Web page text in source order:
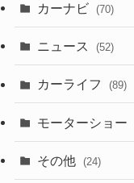
(50)
(43)
(6)
(9)
(58)
(28)
(27)
(26)
カーナビ (70)
ニュース (52)
カーライフ (89)
モーターショー
その他 (24)